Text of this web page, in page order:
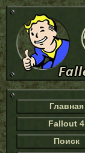
Главная
Fallout 4
Поиск